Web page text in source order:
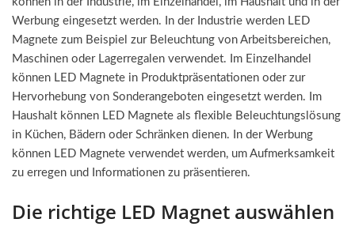
Werbung eingesetzt werden. In der Industrie werden LED
Magnete zum Beispiel zur Beleuchtung von Arbeitsbereichen,
Maschinen oder Lagerregalen verwendet. Im Einzelhandel
können LED Magnete in Produktpräsentationen oder zur
Hervorhebung von Sonderangeboten eingesetzt werden. Im
Haushalt können LED Magnete als flexible Beleuchtungslösung
in Küchen, Bädern oder Schränken dienen. In der Werbung
können LED Magnete verwendet werden, um Aufmerksamkeit
zu erregen und Informationen zu präsentieren.
Die richtige LED Magnet auswählen